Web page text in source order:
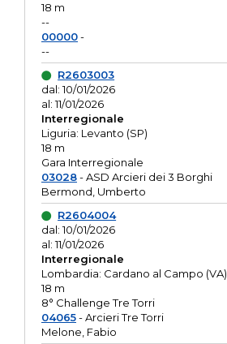
18 m
--
00000-
--
R2603003
dal: 10/01/2026
al: 11/01/2026
Interregionale
Liguria: Levanto (SP)
18 m
Gara Interregionale
03028- ASD Arcieri dei 3 Borghi
Bermond, Umberto
R2604004
dal: 10/01/2026
al: 11/01/2026
Interregionale
Lombardia: Cardano al Campo (VA)
18 m
8° Challenge Tre Torri
04065- Arcieri Tre Torri
Melone, Fabio